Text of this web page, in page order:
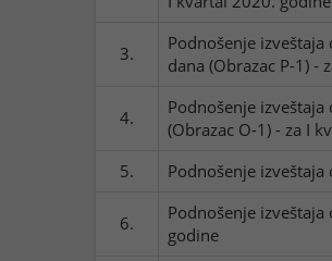
3.
Podnošenje
dana (Obrazac P-1) -
4.
Podnošenje
(Obrazac O-1) - za I
5. Podnošenje
6.
Podnošenje
godine